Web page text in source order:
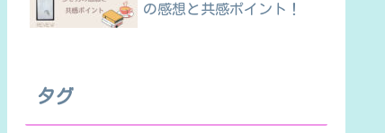
の感想と共感ポイント！
タグ